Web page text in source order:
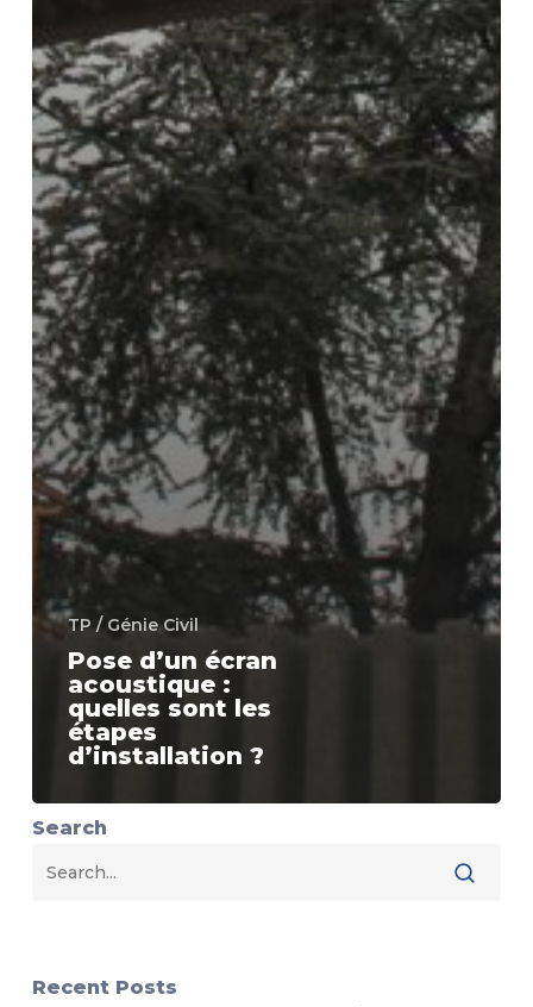
TP / Génie Civil
Pose d’un écran
acoustique :
quelles sont les
étapes
d’installation ?
Search
Recent Posts